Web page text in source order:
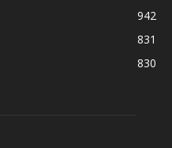
942
831
830